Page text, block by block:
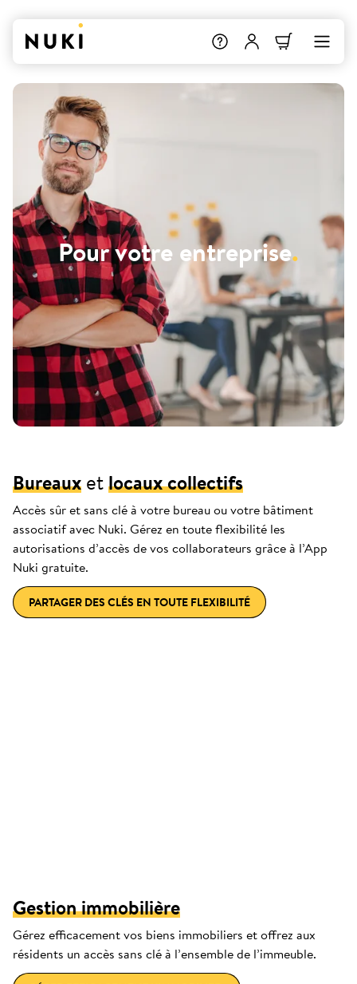
Pour votre entreprise.
Bureaux etlocaux collectifs
Accès sûr et sans clé à votre bureau ou votre bâtiment
associatif avec Nuki. Gérez en toute flexibilité les
autorisations d’accès de vos collaborateurs grâce à l’App
Nuki gratuite.
PARTAGER DES CLÉS EN TOUTE FLEXIBILITÉ
Gestion immobilière
Gérez efficacement vos biens immobiliers et offrez aux
résidents un accès sans clé à l’ensemble de l’immeuble.